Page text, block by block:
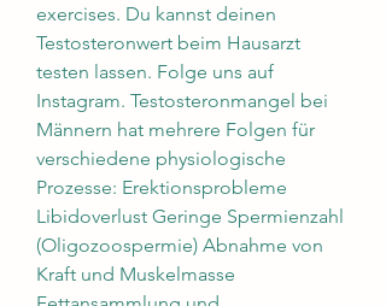
exercises. Du kannst deinen
Testosteronwert beim Hausarzt
testen lassen. Folge uns auf
Instagram. Testosteronmangel bei
Männern hat mehrere Folgen für
verschiedene physiologische
Prozesse: Erektionsprobleme
Libidoverlust Geringe Spermienzahl
(Oligozoospermie) Abnahme von
Kraft und Muskelmasse